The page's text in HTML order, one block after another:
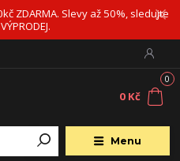
ZDARMA. Slevy až 50%, sledujte
Menu
0
0 Kč